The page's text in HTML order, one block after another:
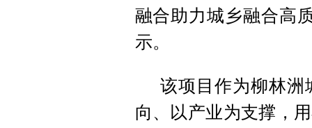
融合助力城乡融合高
示。
该项目作为柳林洲
向、以产业为支撑，